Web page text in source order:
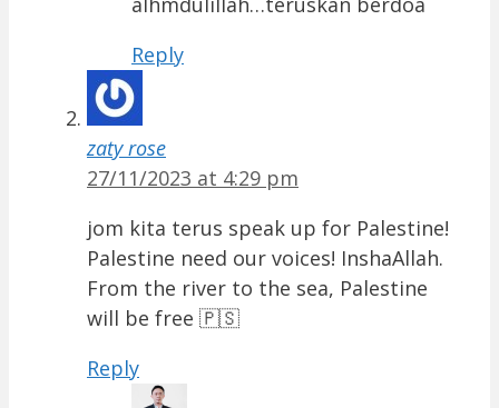
Reply
zaty rose
27/11/2023 at 4:29 pm
jom kita terus speak up for Palestine!
Palestine need our voices! InshaAllah.
From the river to the sea, Palestine
will be free 🇵🇸
Reply